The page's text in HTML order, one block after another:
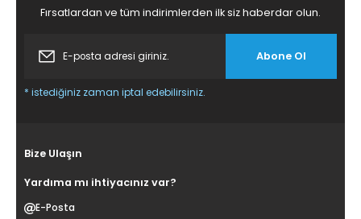
Fırsatlardan ve tüm indirimlerden ilk siz haberdar olun.
Abone Ol
* istediğiniz zaman iptal edebilirsiniz.
Bize Ulaşın
Yardıma mı ihtiyacınız var?
E-Posta